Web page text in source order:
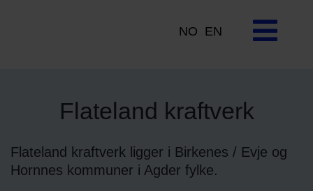
NO EN
Flateland kraftverk
Flateland kraftverk ligger i Birkenes / Evje og
Hornnes kommuner i Agder fylke.